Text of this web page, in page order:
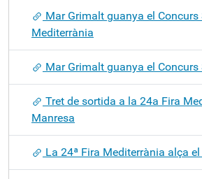
Mar Grimalt guanya el Concurs
Mediterrània
Mar Grimalt guanya el Concurs
Tret de sortida a la 24a Fira
Manresa
La 24ª Fira Mediterrània alça